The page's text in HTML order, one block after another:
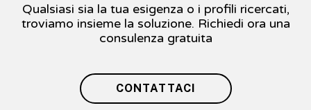
Qualsiasi sia la tua esigenza o i profili ricercati,
troviamo insieme la soluzione. Richiedi ora una
consulenza gratuita
CONTATTACI